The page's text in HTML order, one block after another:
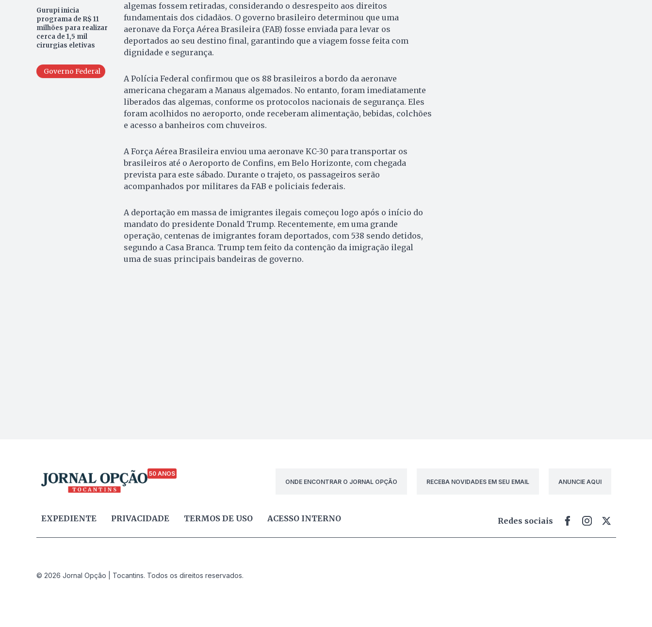
Gurupi inicia
programa de R$ 11
milhões para realizar
cerca de 1,5 mil
cirurgias eletivas
Governo Federal
algemas fossem retiradas, considerando o desrespeito aos direitos
fundamentais dos cidadãos. O governo brasileiro determinou que uma
aeronave da Força Aérea Brasileira (FAB) fosse enviada para levar os
deportados ao seu destino final, garantindo que a viagem fosse feita com
dignidade e segurança.
A Polícia Federal confirmou que os 88 brasileiros a bordo da aeronave
americana chegaram a Manaus algemados. No entanto, foram imediatamente
liberados das algemas, conforme os protocolos nacionais de segurança. Eles
foram acolhidos no aeroporto, onde receberam alimentação, bebidas, colchões
e acesso a banheiros com chuveiros.
A Força Aérea Brasileira enviou uma aeronave KC-30 para transportar os
brasileiros até o Aeroporto de Confins, em Belo Horizonte, com chegada
prevista para este sábado. Durante o trajeto, os passageiros serão
acompanhados por militares da FAB e policiais federais.
A deportação em massa de imigrantes ilegais começou logo após o início do
mandato do presidente Donald Trump. Recentemente, em uma grande
operação, centenas de imigrantes foram deportados, com 538 sendo detidos,
segundo a Casa Branca. Trump tem feito da contenção da imigração ilegal
uma de suas principais bandeiras de governo.
50 ANOS
ONDE ENCONTRAR O JORNAL OPÇÃO
RECEBA NOVIDADES EM SEU EMAIL ANUNCIE AQUI
EXPEDIENTE PRIVACIDADE TERMOS DE USO ACESSO INTERNO Redes sociais
© 2026 Jornal Opção | Tocantins. Todos os direitos reservados.